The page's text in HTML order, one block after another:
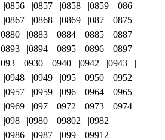
0856 0857 0858 0859
086
0867 0868 0869 087
0875
0880 0883 0884 0885
0887
0893 0894 0895 0896
0897
093 0930 0940 0942
0943
0948 0949 095 0950
0952
0957 0959 096 0964
0965
0969 097 0972 0973
0974
098 0980 09802
0982
0986 0987 099
09912